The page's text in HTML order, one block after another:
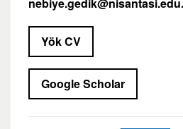
Yök CV
Google Scholar